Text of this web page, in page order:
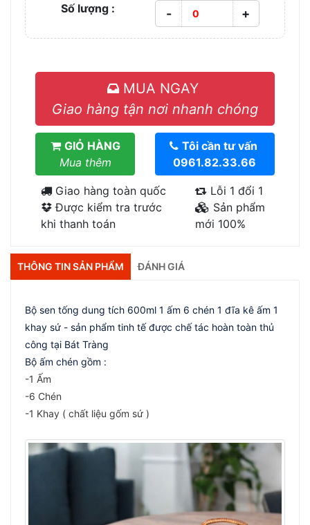
Số lượng : - +
MUA NGAY
Giao hàng tận nơi nhanh chóng
GIỎ HÀNG
Mua thêm
Tôi cần tư vấn
0961.82.33.66
Giao hàng toàn quốc
Được kiểm tra trước
khi thanh toán
Lỗi 1 đổi 1
Sản phẩm
mới 100%
THÔNG TIN SẢN PHẨM ĐÁNH GIÁ
Bộ sen tống dung tích 600ml 1 ấm 6 chén 1 đĩa kê ấm 1
khay sứ - sản phẩm tinh tế được chế tác hoàn toàn thủ
công tại Bát Tràng
Bộ ấm chén gồm :
-1 Ấm
-6 Chén
-1 Khay ( chất liệu gốm sứ )